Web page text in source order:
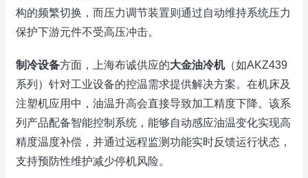
构的频繁切换，而压力调节装置则通过自动维持系统压力
保护下游元件不受高压冲击。
制冷设备方面，上海布诚供应的大金油冷机（如AKZ439
系列）针对工业设备的控温需求提供解决方案。在机床及
注塑机应用中，油温升高会直接导致加工精度下降。该系
列产品配备智能控制系统，能够自动感应油温变化实现高
精度温度补偿，并通过远程监测功能实时反馈运行状态，
支持预防性维护减少停机风险。